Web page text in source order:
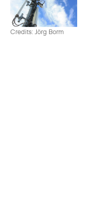
Credits: Jörg Borm